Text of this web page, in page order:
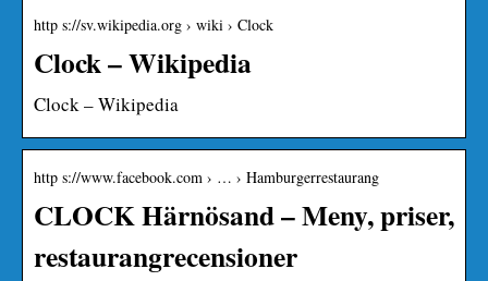
http s://sv.wikipedia.org › wiki › Clock
Clock – Wikipedia
Clock – Wikipedia
http s://www.facebook.com › … › Hamburgerrestaurang
CLOCK Härnösand – Meny, priser,
restaurangrecensioner